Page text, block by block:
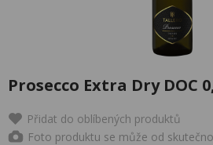
Prosecco Extra Dry DOC
Přidat do oblíbených produktů
Foto produktu se může od